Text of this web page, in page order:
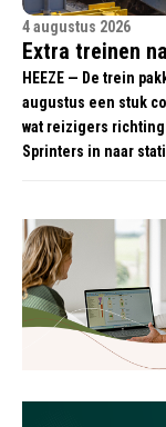
4 augustus 2026
Extra treinen
HEEZE — De trein
augustus een stuk
wat reizigers richting
Sprinters in naar